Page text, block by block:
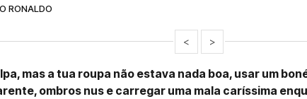
RONALDO
< >
mas a tua roupa não estava nada boa, usar um
ombros nus e carregar uma mala caríssima